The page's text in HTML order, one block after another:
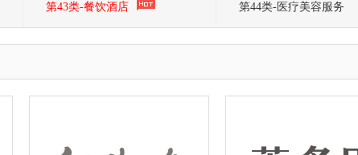
第43类-餐饮酒店 第44类-医疗美容服务